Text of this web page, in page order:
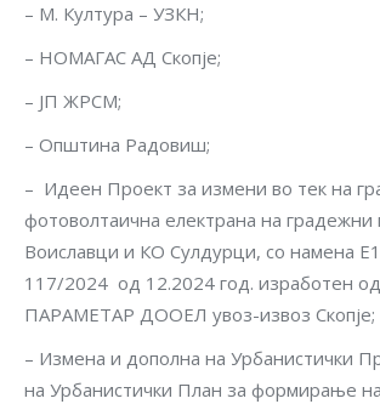
– М. Култура – УЗКН;
– НОМАГАС АД Скопје;
– ЈП ЖРСМ;
– Општина Радовиш;
– Идеен Проект за измени во тек на
фотоволтаична електрана на
Воиславци и КО Сулдурци, со намена
117/2024 од 12.2024 год. изработен
ПАРАМЕТАР ДООЕЛ увоз-извоз Скопје;
– Измена и дополна на Урбанистички
на Урбанистички План за формирање